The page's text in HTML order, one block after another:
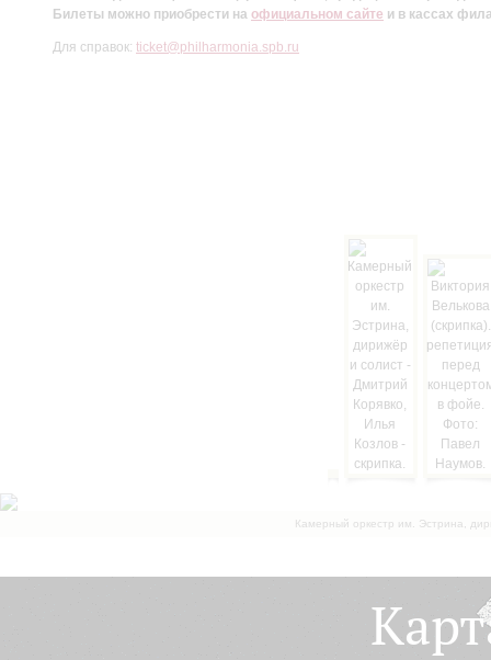
Билеты можно приобрести на официальном сайте и в кассах
Для справок: ticket@philharmonia.spb.ru
Камерный оркестр им. Эстрина,